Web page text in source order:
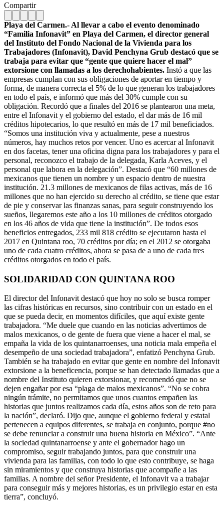
Compartir
Playa del Carmen.- Al llevar a cabo el evento denominado
“Familia Infonavit” en Playa del Carmen, el director general
del Instituto del Fondo Nacional de la Vivienda para los
Trabajadores (Infonavit), David Penchyna Grub destacó que se
trabaja para evitar que “gente que quiere hacer el mal”
extorsione con llamadas a los derechohabientes. Instó a que las
empresas cumplan con sus obligaciones de aportar en tiempo y
forma, de manera correcta el 5% de lo que generan los trabajadores
en todo el país, e informó que más del 30% cumple con su
obligación. Recordó que a finales del 2016 se plantearon una meta,
entre el Infonavit y el gobierno del estado, el dar más de 16 mil
créditos hipotecarios, lo que resultó en más de 17 mil beneficiados.
“Somos una institución viva y actualmente, pese a nuestros
números, hay muchos retos por vencer. Uno es acercar al Infonavit
en dos facetas, tener una oficina digna para los trabajadores y para el
personal, reconozco el trabajo de la delegada, Karla Aceves, y el
personal que labora en la delegación”. Destacó que “60 millones de
mexicanos que tienen un nombre y un espacio dentro de nuestra
institución. 21.3 millones de mexicanos de filas activas, más de 16
millones que no han ejercido su derecho al crédito, se tiene que estar
de pie y conservar las finanzas sanas, para seguir construyendo los
sueños, llegaremos este año a los 10 millones de créditos otorgado
en los 46 años de vida que tiene la institución”. De todos esos
beneficios entregados, 233 mil 818 crédito se ejecutaron hasta el
2017 en Quintana roo, 70 créditos por día; en el 2012 se otorgaba
uno de cada cuatro créditos, ahora se pasa de a uno de cada tres
créditos otorgados en todo el país.
SOLIDARIDAD CON QUINTANA ROO
El director del Infonavit destacó que hoy no solo se busca romper
las cifras históricas en recursos, sino contribuir con un estado en el
que se pueda decir, en momentos difíciles, que aquí existe gente
trabajadora. “Me duele que cuando en las noticias advertimos de
malos mexicanos, o de gente de fuera que viene a hacer el mal, se
empaña la vida de los quintanarroenses, una noticia mala empeña el
desempeño de una sociedad trabajadora”, enfatizó Penchyna Grub.
También se ha trabajado en evitar que gente en nombre del Infonavit
extorsione a la beneficencia, porque se han detectado llamadas que a
nombre del Instituto quieren extorsionar, y recomendó que no se
dejen engañar por esa “plaga de malos mexicanos”. “No se cobra
ningún trámite, no permitamos que unos cuantos empañen las
historias que juntos realizamos cada día, estos años son de reto para
la nación”, declaró. Dijo que, aunque el gobierno federal y estatal
pertenecen a equipos diferentes, se trabaja en conjunto, porque #no
se debe renunciar a construir una buena historia en México”. “Ante
la sociedad quintanarroense y ante el gobernador hago un
compromiso, seguir trabajando juntos, para que construir una
vivienda para las familias, con todo lo que esto contribuye, se haga
sin miramientos y que construya historias que acompañe a las
familias. A nombre del señor Presidente, el Infonavit va a trabajar
para conseguir más y mejores historias, es un privilegio estar en esta
tierra”, concluyó.